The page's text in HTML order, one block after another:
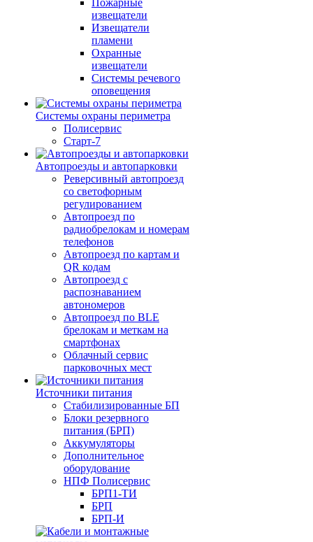
Пожарные
извещатели
Извещатели
пламени
Охранные
извещатели
Системы речевого
оповещения
Системы охраны периметра
Полисервис
Старт-7
Автопроезды и автопарковки
Реверсивный автопроезд
со светофорным
регулированием
Автопроезд по
радиобрелокам и номерам
телефонов
Автопроезд по картам и
QR кодам
Автопроезд с
распознаванием
автономеров
Автопроезд по BLE
брелокам и меткам на
смартфонах
Облачный сервис
парковочных мест
Источники питания
Стабилизированные БП
Блоки резервного
питания (БРП)
Аккумуляторы
Дополнительное
оборудование
НПФ Полисервис
БРП1-ТИ
БРП
БРП-И